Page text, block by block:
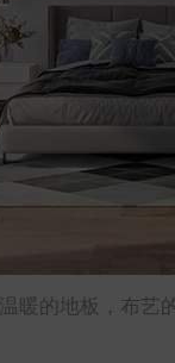
暖的地板，布